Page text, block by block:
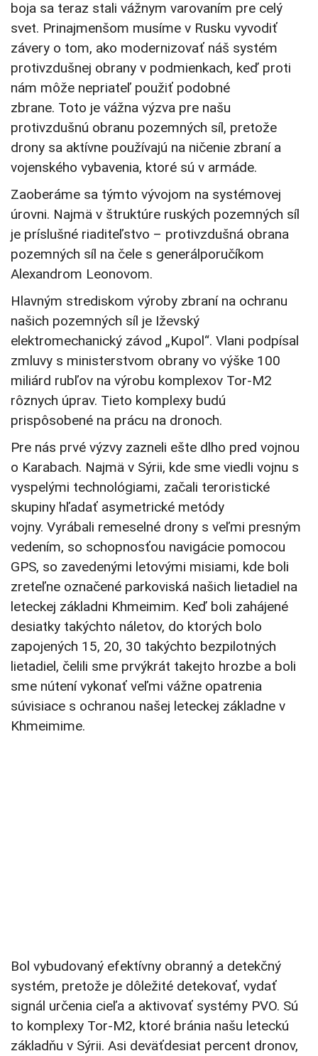
boja sa teraz stali vážnym varovaním pre celý
svet. Prinajmenšom musíme v Rusku vyvodiť
závery o tom, ako modernizovať náš systém
protivzdušnej obrany v podmienkach, keď proti
nám môže nepriateľ použiť podobné
zbrane. Toto je vážna výzva pre našu
protivzdušnú obranu pozemných síl, pretože
drony sa aktívne používajú na ničenie zbraní a
vojenského vybavenia, ktoré sú v armáde.
Zaoberáme sa týmto vývojom na systémovej
úrovni. Najmä v štruktúre ruských pozemných síl
je príslušné riaditeľstvo – protivzdušná obrana
pozemných síl na čele s generálporučíkom
Alexandrom Leonovom.
Hlavným strediskom výroby zbraní na ochranu
našich pozemných síl je Iževský
elektromechanický závod „Kupol“. Vlani podpísal
zmluvy s ministerstvom obrany vo výške 100
miliárd rubľov na výrobu komplexov Tor-M2
rôznych úprav. Tieto komplexy budú
prispôsobené na prácu na dronoch.
Pre nás prvé výzvy zazneli ešte dlho pred vojnou
o Karabach. Najmä v Sýrii, kde sme viedli vojnu s
vyspelými technológiami, začali teroristické
skupiny hľadať asymetrické metódy
vojny. Vyrábali remeselné drony s veľmi presným
vedením, so schopnosťou navigácie pomocou
GPS, so zavedenými letovými misiami, kde boli
zreteľne označené parkoviská našich lietadiel na
leteckej základni Khmeimim. Keď boli zahájené
desiatky takýchto náletov, do ktorých bolo
zapojených 15, 20, 30 takýchto bezpilotných
lietadiel, čelili sme prvýkrát takejto hrozbe a boli
sme nútení vykonať veľmi vážne opatrenia
súvisiace s ochranou našej leteckej základne v
Khmeimime.
Bol vybudovaný efektívny obranný a detekčný
systém, pretože je dôležité detekovať, vydať
signál určenia cieľa a aktivovať systémy PVO. Sú
to komplexy Tor-M2, ktoré bránia našu leteckú
základňu v Sýrii. Asi deväťdesiat percent dronov,